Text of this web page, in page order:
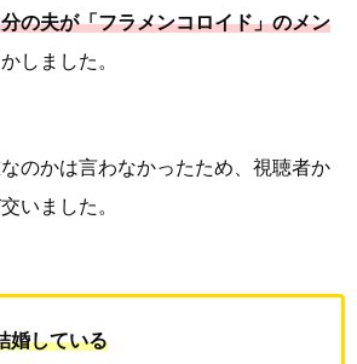
の夫が「フラメンコロイド」のメン
しました。
のかは言わなかったため、視聴者か
いました。
婚している